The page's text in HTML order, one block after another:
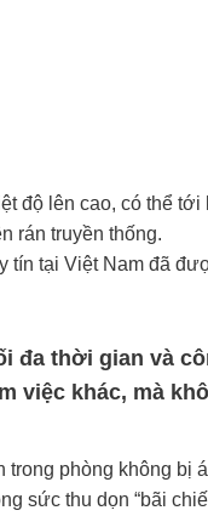
độ lên cao, có thể tới
rán truyền thống.
tín tại Việt Nam đã
đa thời gian và
việc khác, mà
phòng không bị
sức thu dọn “bãi